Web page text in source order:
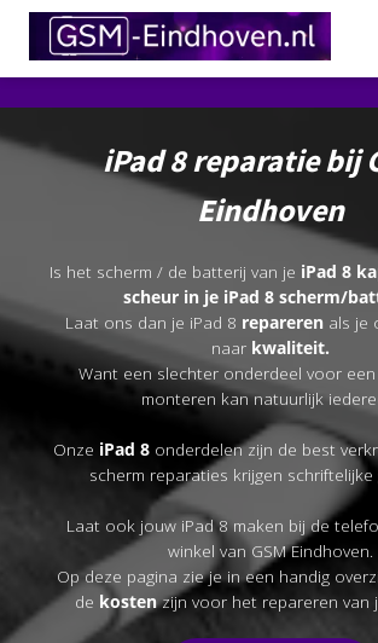
iPad 8 reparatie bij
Eindhoven
Is het scherm / de batterij van je iPad 8
scheur in je iPad 8 scherm/
Laat ons dan je iPad 8 repareren als je
naar kwaliteit.
Want een slechter onderdeel voor
monteren kan natuurlijk
Onze iPad 8 onderdelen zijn de best
scherm reparaties krijgen schriftelijke
Laat ook jouw iPad 8 maken bij de
winkel van GSM Eindhoven.
Op deze pagina zie je in een handig
de kostenzijn voor het repareren van